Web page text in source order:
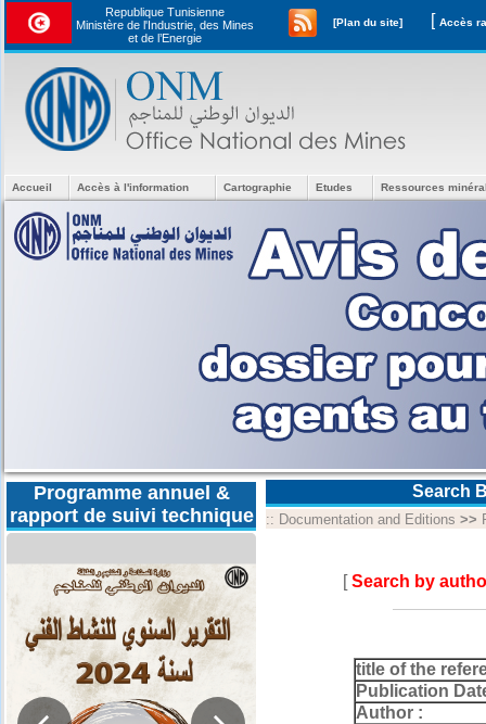
Republique Tunisienne
Ministère de l'Industrie, des Mines
et de l’Energie
[Plan du site] [
Accueil Accès à l'information Cartographie Etudes Ressources
Programme annuel &
rapport de suivi technique
Search
:: Documentation and Editions >>
[Search by
title of the
Publication
Author :